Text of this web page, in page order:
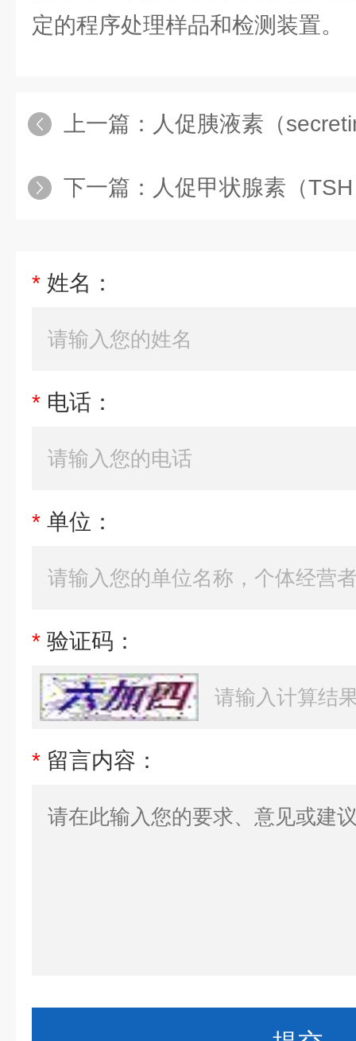
定的程序处理样品和检测装置。
上一篇： 人促胰液素（
下一篇： 人促甲状腺素（
* 姓名：
* 电话：
* 单位：
* 验证码：
* 留言内容：